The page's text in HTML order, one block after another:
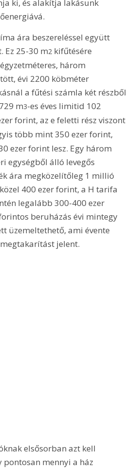
ki, és alakítja lakásunk
ára beszereléssel együtt
Ez 25-30 m2 kifűtésére
három
évi 2200 köbméter
a fűtési számla két részből
m3-es éves limitid 102
forint, az e feletti rész viszont
több mint 350 ezer forint,
ezer forint lesz. Egy három
egységből álló levegős
ára megközelítőleg 1 millió
400 ezer forint, a H tarifa
legalább 300-400 ezer
beruházás évi mintegy
üzemeltethető, ami évente
jelent.
elsősorban azt kell
mennyi a ház